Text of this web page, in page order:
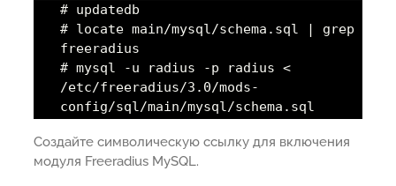
# updatedb
# locate main/mysql/schema.sql | grep
freeradius
# mysql -u radius -p radius <
/etc/freeradius/3.0/mods-
config/sql/main/mysql/schema.sql
Создайте символическую ссылку для включения
модуля Freeradius MySQL.